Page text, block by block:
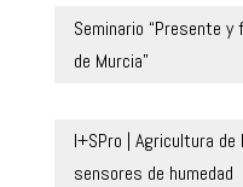
Seminario “Presente
de Murcia”
I+SPro | Agricultura
sensores de humedad